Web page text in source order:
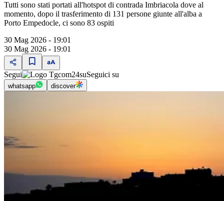
Tutti sono stati portati all'hotspot di contrada Imbriacola dove al
momento, dopo il trasferimento di 131 persone giunte all'alba a
Porto Empedocle, ci sono 83 ospiti
30 Mag 2026 - 19:01
30 Mag 2026 - 19:01
Segui suSeguici su
whatsapp discover